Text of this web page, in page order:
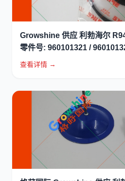
Growshine 供应 利勃海尔
零件号: 960101321 /
查看详情 →